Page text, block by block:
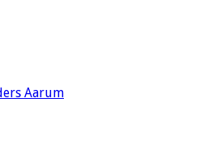
Aarum